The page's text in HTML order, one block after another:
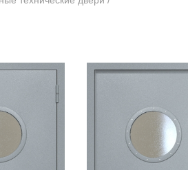
ei-60(204)
ei-60
с максимальным остеклением eiw-60
МДФ ei-60
ei-60